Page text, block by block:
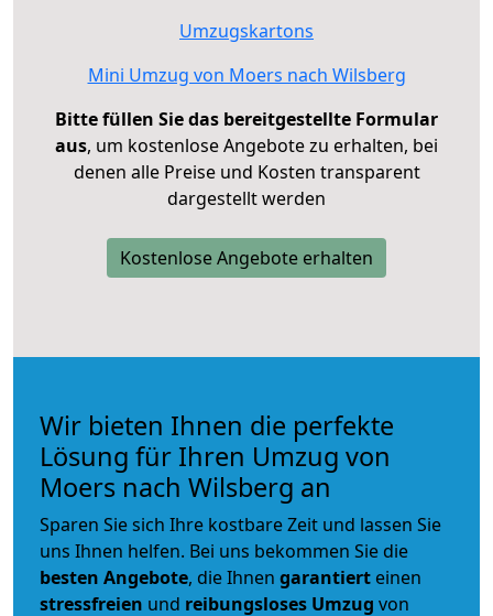
Umzugskartons
Mini Umzug von Moers nach Wilsberg
Bitte füllen Sie das bereitgestellte Formular
aus, um kostenlose Angebote zu erhalten, bei
denen alle Preise und Kosten transparent
dargestellt werden
Kostenlose Angebote erhalten
Wir bieten Ihnen die perfekte
Lösung für Ihren Umzug von
Moers nach Wilsberg an
Sparen Sie sich Ihre kostbare Zeit und lassen Sie
uns Ihnen helfen. Bei uns bekommen Sie die
besten Angebote, die Ihnen garantiert einen
stressfreien und reibungsloses Umzug von